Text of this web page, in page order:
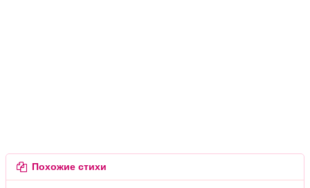
Похожие стихи